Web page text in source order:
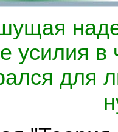
усилия в
для